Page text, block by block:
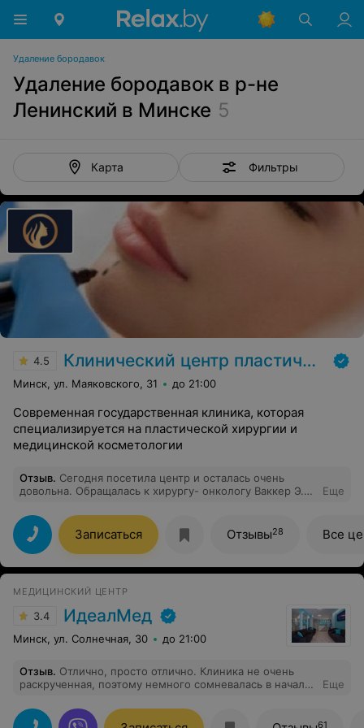
Удаление бородавок
Удаление бородавок в р-не
Ленинский в Минске 5
Карта Фильтры
4.5 Клинический центр пластической хирургии и медицинской косметологии
Минск, ул. Маяковского, 31 до 21:00
Современная государственная клиника, которая
специализируется на пластической хирургии и
медицинской косметологии
Отзыв. Сегодня посетила центр и осталась очень
довольна. Обращалась к хирургу- онкологу Ваккер Э.
очень внимательный,отзывчивый,понимающий, даёт
детальные объяснения . Посоветовал нам пока
подождать с удалением т.к дочка ещё очень боится и
нервничает. Огромное Вам спасибо! Крепкого
здоровья, карьерного роста!!!
Еще
Записаться Отзывы28 Все
МЕДИЦИНСКИЙ ЦЕНТР
3.4 ИдеалМед
Минск, ул. Солнечная, 30 до 21:00
Отзыв. Отлично, просто отлично. Клиника не очень
раскрученная, поэтому немного сомневалась в начале.
иногда врачи работают на клинику и порой
перебарщивают с анализами и процедурами. Тут я
Еще
61